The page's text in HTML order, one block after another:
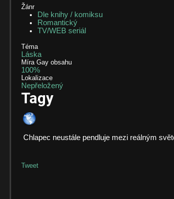
Žánr
Dle knihy / komiksu
Romantický
TV/WEB seriál
Téma
Láska
Míra Gay obsahu
100%
Lokalizace
Nepřeložený
Tagy
Chlapec neustále pendluje mezi reálným
Tweet